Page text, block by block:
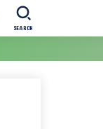
SEARCH